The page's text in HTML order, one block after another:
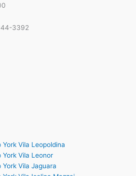
3392
Vila Leopoldina
Vila Leonor
Vila Jaguara